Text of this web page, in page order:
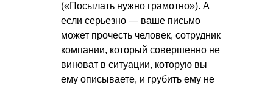
(«Посылать нужно грамотно»). А
если серьезно — ваше письмо
может прочесть человек, сотрудник
компании, который совершенно не
виноват в ситуации, которую вы
ему описываете, и грубить ему не